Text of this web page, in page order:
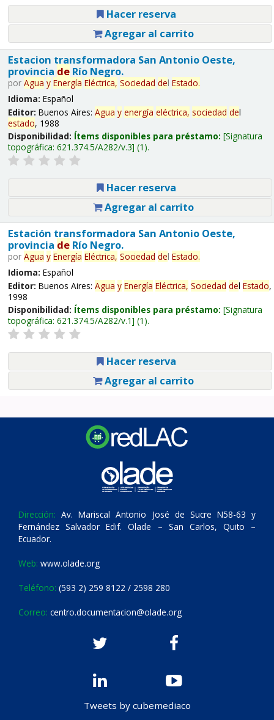
Hacer reserva
Agregar al carrito
Estacion transformadora San Antonio Oeste,
provincia deRío Negro.
por Agua y Energía Eléctrica, Sociedad del Estado.
Idioma: Español
Editor: Buenos Aires: Agua y energía eléctrica, sociedad del
estado, 1988
Disponibilidad: Ítems disponibles para préstamo: Signatura
topográfica: 621.374.5/A282/v.3 (1).
Hacer reserva
Agregar al carrito
Estación transformadora San Antonio Oeste,
provincia deRío Negro.
por Agua y Energía Eléctrica, Sociedad del Estado.
Idioma: Español
Editor: Buenos Aires: Agua y Energía Eléctrica, Sociedad del Estado,
1998
Disponibilidad: Ítems disponibles para préstamo: Signatura
topográfica: 621.374.5/A282/v.1 (1).
Hacer reserva
Agregar al carrito
Dirección: Av. Mariscal Antonio José de Sucre N58-63 y
Fernández Salvador Edif. Olade – San Carlos, Quito –
Ecuador.
Web: www.olade.org
Teléfono: (593 2) 259 8122 / 2598 280
Correo: centro.documentacion@olade.org
Tweets by cubemediaco